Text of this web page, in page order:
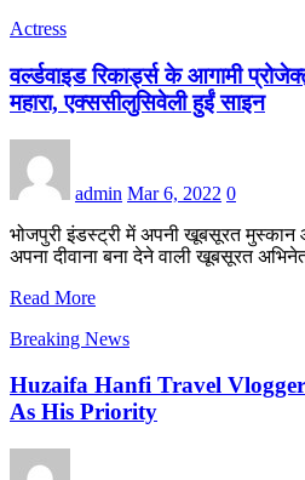
Actress
वर्ल्डवाइड रिकार्ड्स के आगामी
महारा, एक्ससीलुसिवेली हुईं साइन
admin Mar 6, 2022 0
भोजपुरी इंडस्ट्री में अपनी खूबसूरत
अपना दीवाना बना देने वाली खूबसूरत
Read More
Breaking News
Huzaifa Hanfi Travel
As His Priority